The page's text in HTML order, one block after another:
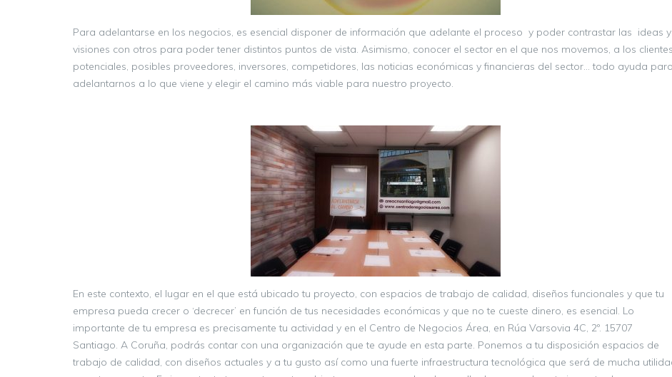
Para adelantarse en los negocios, es esencial disponer de información que adelante el proceso y poder contrastar las ideas y
visiones con otros para poder tener distintos puntos de vista. Asimismo, conocer el sector en el que nos movemos, a los clientes
potenciales, posibles proveedores, inversores, competidores, las noticias económicas y financieras del sector… todo ayuda para
adelantarnos a lo que viene y elegir el camino más viable para nuestro proyecto.
En este contexto, el lugar en el que está ubicado tu proyecto, con espacios de trabajo de calidad, diseños funcionales y que tu
empresa pueda crecer o ‘decrecer’ en función de tus necesidades económicas y que no te cueste dinero, es esencial. Lo
importante de tu empresa es precisamente tu actividad y en el Centro de Negocios Área, en Rúa Varsovia 4C, 2º. 15707
Santiago. A Coruña, podrás contar con una organización que te ayude en esta parte. Ponemos a tu disposición espacios de
trabajo de calidad, con diseños actuales y a tu gusto así como una fuerte infraestructura tecnológica que será de mucha